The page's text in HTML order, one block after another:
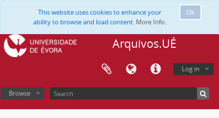
Ok
This website uses cookies to enhance your
ability to browse and load content. More Info.
Arquivos.UÉ
Log in
Browse